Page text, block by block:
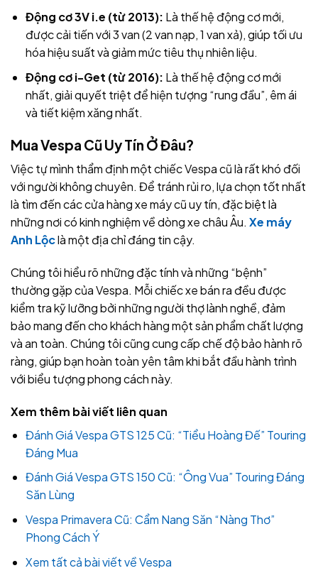
Động cơ 3V i.e (từ 2013): Là thế hệ động cơ mới,
được cải tiến với 3 van (2 van nạp, 1 van xả), giúp tối ưu
hóa hiệu suất và giảm mức tiêu thụ nhiên liệu.
Động cơ i-Get (từ 2016): Là thế hệ động cơ mới
nhất, giải quyết triệt để hiện tượng “rung đầu”, êm ái
và tiết kiệm xăng nhất.
Mua Vespa Cũ Uy Tín Ở Đâu?
Việc tự mình thẩm định một chiếc Vespa cũ là rất khó đối
với người không chuyên. Để tránh rủi ro, lựa chọn tốt nhất
là tìm đến các cửa hàng xe máy cũ uy tín, đặc biệt là
những nơi có kinh nghiệm về dòng xe châu Âu. Xe máy
Anh Lộclà một địa chỉ đáng tin cậy.
Chúng tôi hiểu rõ những đặc tính và những “bệnh”
thường gặp của Vespa. Mỗi chiếc xe bán ra đều được
kiểm tra kỹ lưỡng bởi những người thợ lành nghề, đảm
bảo mang đến cho khách hàng một sản phẩm chất lượng
và an toàn. Chúng tôi cũng cung cấp chế độ bảo hành rõ
ràng, giúp bạn hoàn toàn yên tâm khi bắt đầu hành trình
với biểu tượng phong cách này.
Xem thêm bài viết liên quan
Đánh Giá Vespa GTS 125 Cũ: “Tiểu Hoàng Đế” Touring
Đáng Mua
Đánh Giá Vespa GTS 150 Cũ: “Ông Vua” Touring Đáng
Săn Lùng
Vespa Primavera Cũ: Cẩm Nang Săn “Nàng Thơ”
Phong Cách Ý
Xem tất cả bài viết về Vespa